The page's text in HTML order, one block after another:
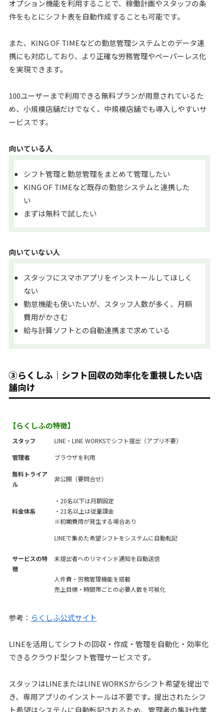
オプション機能を利用することで、稼働計画やスタッフの条
件をもとにシフト表を自動作成することも可能です。
また、KING OF TIMEなどの勤怠管理システムとのデータ連
携にも対応しており、より正確な労務管理やペーパーレス化
を実現できます。
100ユーザーまで利用できる無料プランが用意されているた
め、小規模店舗だけでなく、中規模店舗でも導入しやすいサ
ービスです。
向いている人
シフト管理と勤怠管理をまとめて管理したい
KING OF TIMEなど既存の勤怠システムと連携した
い
まずは無料で試したい
向いていない人
スタッフにスマホアプリをインストールしてほしく
ない
勤怠機能も使いたいが、スタッフ人数が多く、月額
費用がかさむ
給与計算ソフトとの自動連携まで求めている
③らくしふ｜シフト回収の効率化を重視したい店
舗向け
【らくしふの特徴】
スタッフ
LINE・LINE WORKSでシフト提出（アプリ不要）
管理者
ブラウザを利用
無料トライア
ル
非公開（要問合せ）
料金体系
・20名以下は月額固定
・21名以上は従量課金
※初期費用が発生する場合あり
サービスの特
徴
LINEで集めた希望シフトをシステムに自動転記
未提出者へのリマインド通知を自動送信
人件費・労務管理機能を搭載
売上目標・時間帯ごとの必要人数を可視化
参考： らくしふ公式サイト
LINEを活用してシフトの回収・作成・管理を自動化・効率化
できるクラウド型シフト管理サービスです。
スタッフはLINEまたはLINE WORKSからシフト希望を提出で
き、専用アプリのインストールは不要です。提出されたシフ
ト希望はシステムに自動転記されるため、管理者の集計作業